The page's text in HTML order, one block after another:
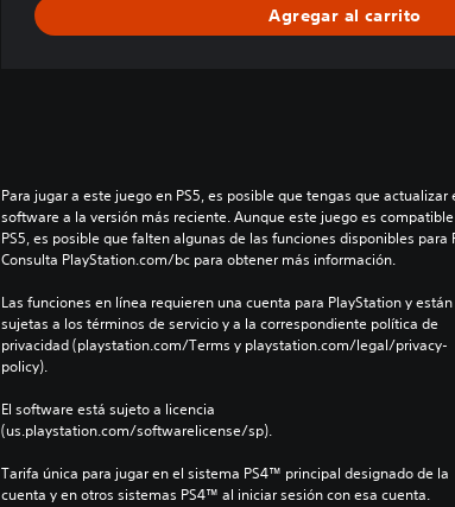
Agregar al carrito
Para jugar a este juego en PS5, es posible que tengas que actualizar
software a la versión más reciente. Aunque este juego es
PS5, es posible que falten algunas de las funciones disponibles para
Consulta PlayStation.com/bc para obtener más información.
Las funciones en línea requieren una cuenta para PlayStation y están
sujetas a los términos de servicio y a la correspondiente política de
privacidad (playstation.com/Terms y playstation.com/legal/privacy-
policy).
El software está sujeto a licencia
(us.playstation.com/softwarelicense/sp).
Tarifa única para jugar en el sistema PS4™ principal designado de la
cuenta y en otros sistemas PS4™ al iniciar sesión con esa cuenta.